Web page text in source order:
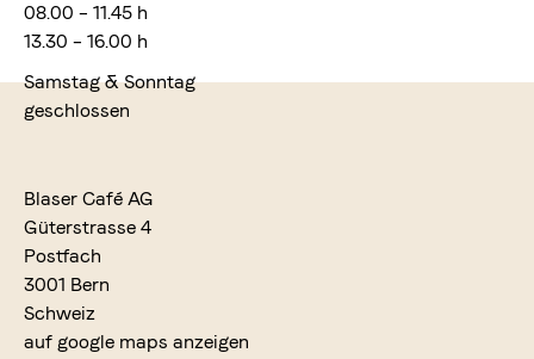
08.00 – 11.45 h
13.30 – 16.00 h
Samstag & Sonntag
geschlossen
Blaser Café AG
Güterstrasse 4
Postfach
3001 Bern
Schweiz
auf google maps anzeigen